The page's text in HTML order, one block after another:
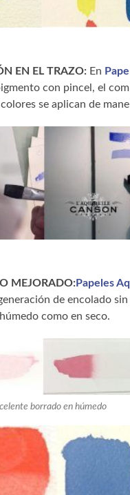
EN EL TRAZO: En
con pincel, el
se aplican de
MEJORADO:Papeles
de encolado
como en seco.
borrado en húmedo